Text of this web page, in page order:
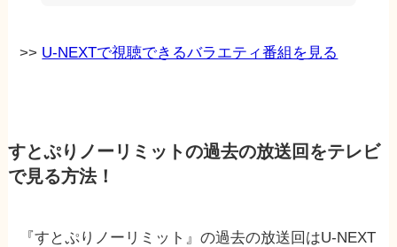
>> U-NEXTで視聴できるバラエティ番組を見る
すとぷりノーリミットの過去の放送回をテレビ
で見る方法！
『すとぷりノーリミット』の過去の放送回はU-NEXT